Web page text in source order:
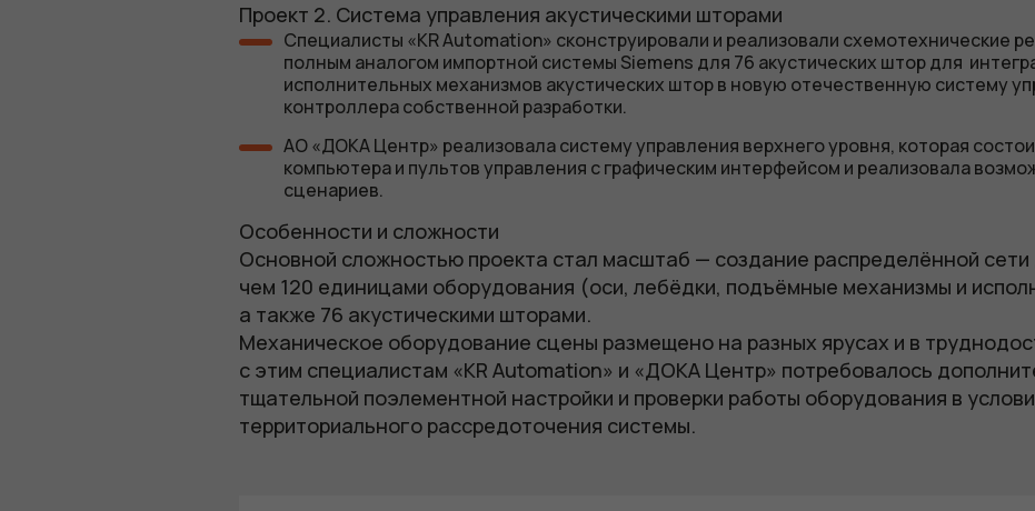
Проект 2. Система управления акустическими шторами
Специалисты «KR Automation» сконструировали и реализовали схемотехнические
полным аналогом импортной системы Siemens для 76 акустических штор для
исполнительных механизмов акустических штор в новую отечественную систему
контроллера собственной разработки.
АО «ДОКА Центр» реализовала систему управления верхнего уровня, которая
компьютера и пультов управления с графическим интерфейсом и реализовала
сценариев.
Особенности и сложности
Основной сложностью проекта стал масштаб — создание распределённой сети
чем 120 единицами оборудования (оси, лебёдки, подъёмные механизмы и
а также 76 акустическими шторами.
Механическое оборудование сцены размещено на разных ярусах и в
с этим специалистам «KR Automation» и «ДОКА Центр» потребовалось
тщательной поэлементной настройки и проверки работы оборудования в
территориального рассредоточения системы.